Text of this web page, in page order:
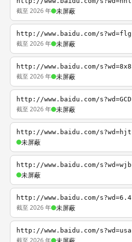
截至 2026 年 未屏蔽
http://www.baidu.com/s?wd=flg
截至 2026 年 未屏蔽
http://www.baidu.com/s?wd=8x8
截至 2026 年 未屏蔽
http://www.baidu.com/s?wd=GCD
截至 2026 年 未屏蔽
http://www.baidu.com/s?wd=hjt
未屏蔽
http://www.baidu.com/s?wd=wjb
未屏蔽
http://www.baidu.com/s?wd=6.4
截至 2026 年 未屏蔽
http://www.baidu.com/s?wd=usa
截至 2026 年